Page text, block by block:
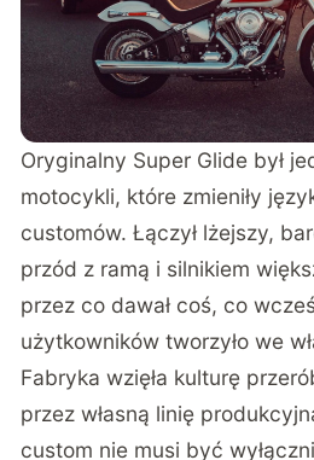
Oryginalny Super Glide był
motocykli, które zmieniły
customów. Łączył lżejszy,
przód z ramą i silnikiem
przez co dawał coś, co
użytkowników tworzyło we
Fabryka wzięła kulturę
przez własną linię
custom nie musi być